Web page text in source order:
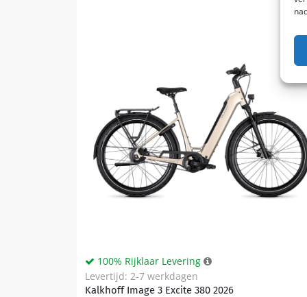
Kalkhoff Image 3 Excite 380 2026
100% Rijklaar Levering
Levertijd: 2-7 werkdagen